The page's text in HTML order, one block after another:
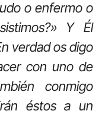
o enfermo o
Y Él
verdad os digo
con uno de
conmigo
éstos a un